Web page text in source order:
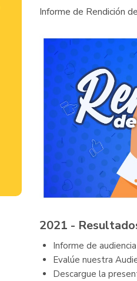
Informe de Rendición
2021 -
Informe de
Evalúe nuestra
Descargue la